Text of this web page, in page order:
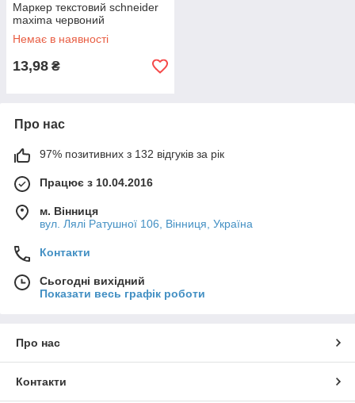
Маркер текстовий schneider
maxima червоний
Немає в наявності
13,98 ₴
Про нас
97% позитивних з 132 відгуків за рік
Працює з 10.04.2016
м. Вінниця
вул. Лялі Ратушної 106, Вінниця, Україна
Контакти
Сьогодні вихідний
Показати весь графік роботи
Про нас
Контакти